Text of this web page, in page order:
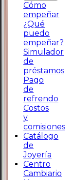
Cómo
empeñar
¿Qué
puedo
empeñar?
Simulador
de
préstamos
Pago
de
refrendo
Costos
y
comisiones
Catálogo
de
Joyería
Centro
Cambiario